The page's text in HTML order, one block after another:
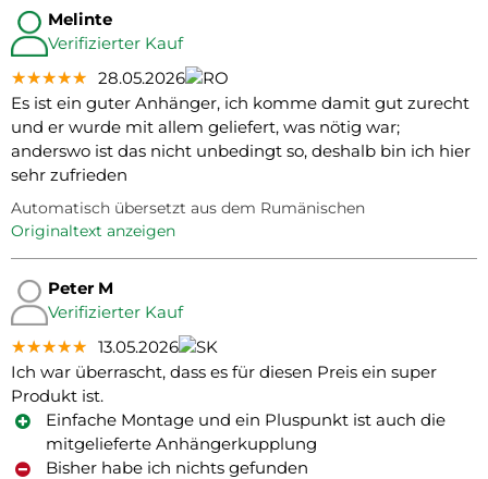
Melinte
Verifizierter Kauf
★★★★★
★★★★★
★★★★★ 28.05.2026
Es ist ein guter Anhänger, ich komme damit gut zurecht
und er wurde mit allem geliefert, was nötig war;
anderswo ist das nicht unbedingt so, deshalb bin ich hier
sehr zufrieden
Automatisch übersetzt aus dem Rumänischen
Originaltext anzeigen
Peter M
Verifizierter Kauf
★★★★★
★★★★★
★★★★★ 13.05.2026
Ich war überrascht, dass es für diesen Preis ein super
Produkt ist.
Einfache Montage und ein Pluspunkt ist auch die
mitgelieferte Anhängerkupplung
Bisher habe ich nichts gefunden